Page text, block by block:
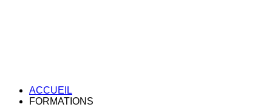
ACCUEIL
FORMATIONS